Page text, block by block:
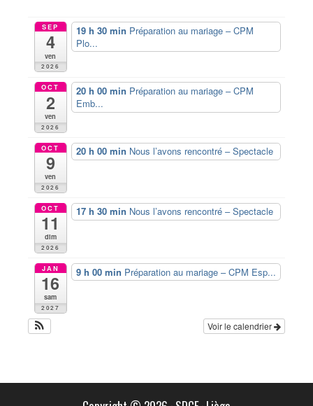
SEP
4
ven
2026
19 h 30 min Préparation au mariage – CPM
Plo...
OCT
2
ven
2026
20 h 00 min Préparation au mariage – CPM
Emb...
OCT
9
ven
2026
20 h 00 min Nous l’avons rencontré – Spectacle
OCT
11
dim
2026
17 h 30 min Nous l’avons rencontré – Spectacle
JAN
16
sam
2027
9 h 00 min Préparation au mariage – CPM Esp...
Voir le calendrier